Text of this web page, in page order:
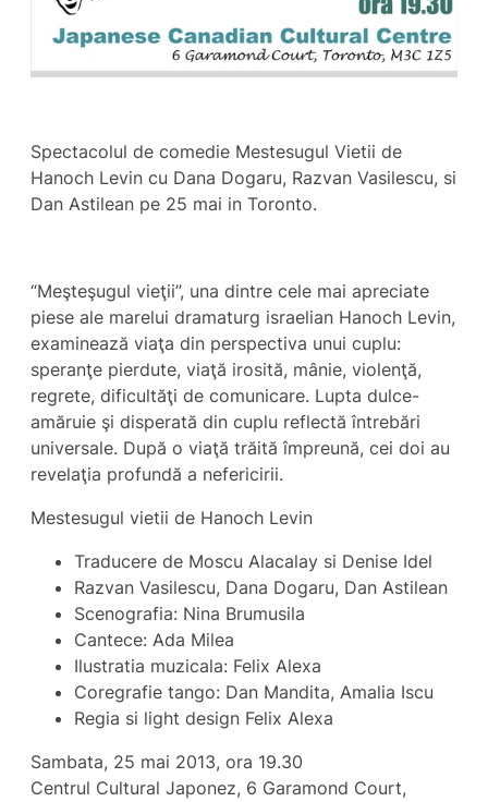
Spectacolul de comedie Mestesugul Vietii de
Hanoch Levin cu Dana Dogaru, Razvan Vasilescu, si
Dan Astilean pe 25 mai in Toronto.
“Meşteşugul vieţii”, una dintre cele mai apreciate
piese ale marelui dramaturg israelian Hanoch Levin,
examinează viaţa din perspectiva unui cuplu:
speranţe pierdute, viaţă irosită, mânie, violenţă,
regrete, dificultăţi de comunicare. Lupta dulce-
amăruie şi disperată din cuplu reflectă întrebări
universale. După o viaţă trăită împreună, cei doi au
revelaţia profundă a nefericirii.
Mestesugul vietii de Hanoch Levin
Traducere de Moscu Alacalay si Denise Idel
Razvan Vasilescu, Dana Dogaru, Dan Astilean
Scenografia: Nina Brumusila
Cantece: Ada Milea
Ilustratia muzicala: Felix Alexa
Coregrafie tango: Dan Mandita, Amalia Iscu
Regia si light design Felix Alexa
Sambata, 25 mai 2013, ora 19.30
Centrul Cultural Japonez, 6 Garamond Court,